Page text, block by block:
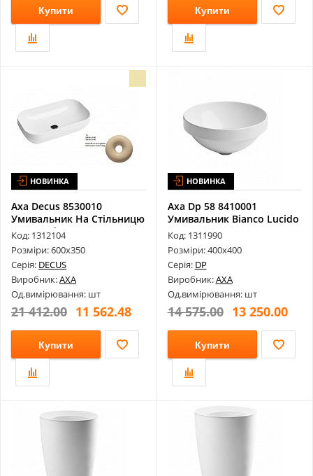
Купити Купити
НОВИНКА
Axa Decus 8530010
Умивальник На Стільницю
Mat Sand 6...
Код: 1312104
Розміри: 600х350
Серія: DECUS
Виробник:AXA
Од.вимірювання: шт
21 412.00 11 562.48
Купити
НОВИНКА
Axa Dp 58 8410001
Умивальник Bianco Lucido
400Х400
Код: 1311990
Розміри: 400х400
Серія: DP
Виробник:AXA
Од.вимірювання: шт
14 575.00 13 250.00
Купити